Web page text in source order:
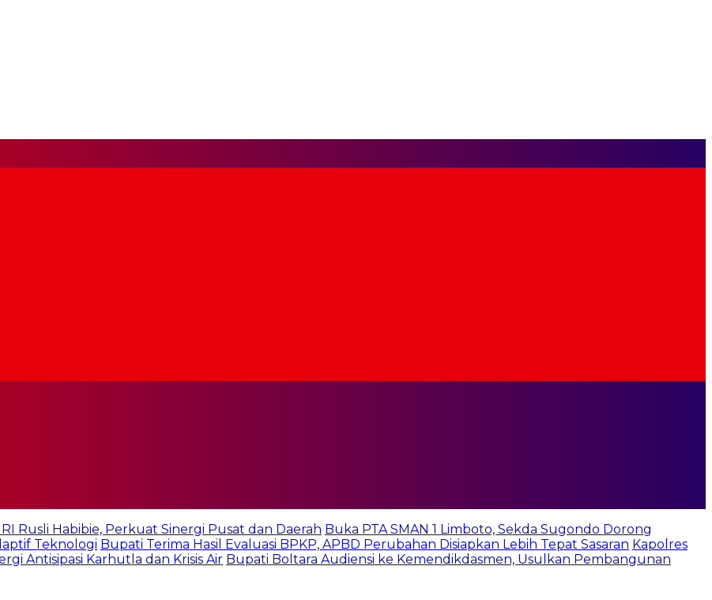
Rusli Habibie, Perkuat Sinergi Pusat dan Daerah Buka PTA SMAN 1 Limboto, Sekda Sugondo Dorong
Teknologi Bupati Terima Hasil Evaluasi BPKP, APBD Perubahan Disiapkan Lebih Tepat Sasaran Kapolres
Antisipasi Karhutla dan Krisis Air Bupati Boltara Audiensi ke Kemendikdasmen, Usulkan Pembangunan